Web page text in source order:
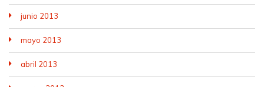
junio 2013
mayo 2013
abril 2013